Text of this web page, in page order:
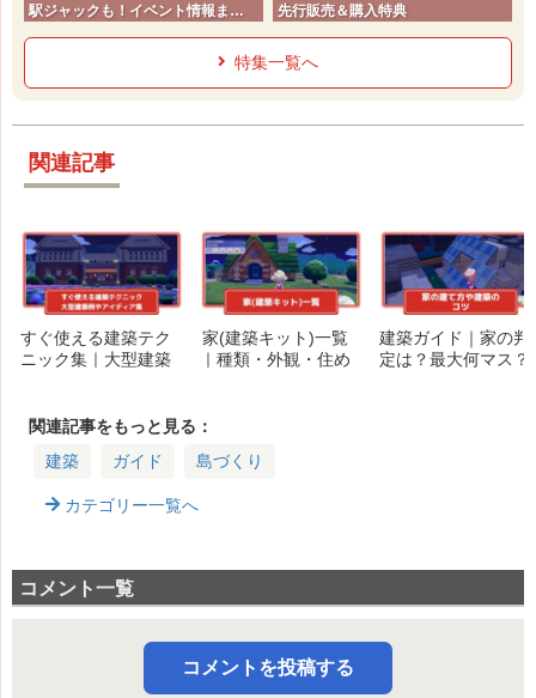
駅ジャックも！イベント情報まと
先行販売＆購入特典
特集一覧へ
関連記事
すぐ使える建築テク
ニック集｜大型建築
家(建築キット)一覧
｜種類・外観・住め
建築ガイド｜家の判
定は？最大何マス？
関連記事をもっと見る：
建築
ガイド 島づくり
カテゴリー一覧へ
コメント一覧
コメントを投稿する